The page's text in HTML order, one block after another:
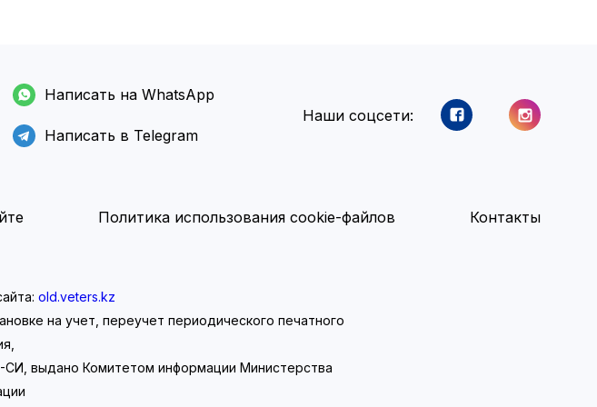
Написать на WhatsApp
Написать в Telegram
Наши соцсети:
Политика использования cookie-файлов Контакты
old.veters.kz
на учет, переучет периодического печатного
СИ, выдано Комитетом информации Министерства